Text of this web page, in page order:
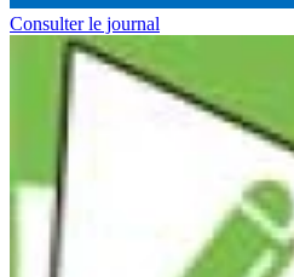
Consulter le journal